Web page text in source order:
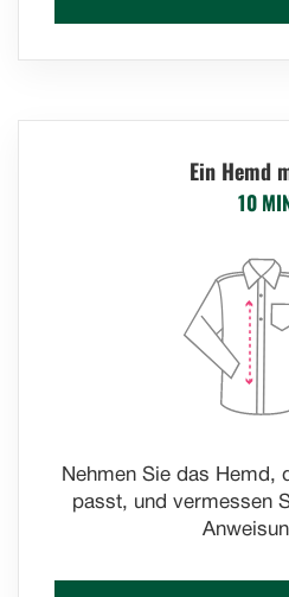
Ein Hemd
10
Nehmen Sie das Hemd,
passt, und vermessen